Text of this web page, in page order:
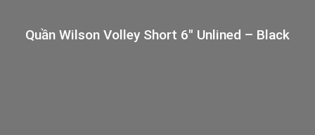
Quần Wilson Volley Short 6″ Unlined – Black